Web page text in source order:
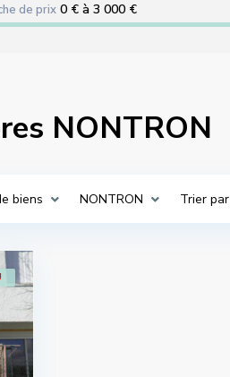
de prix 0 € à 3 000 €
NONTRON
biens NONTRON Trier par